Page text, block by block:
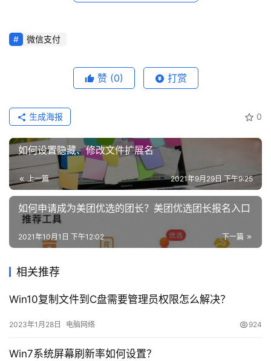
具
源
游
攻
略
知
识
问
答
线
具
登录
输入付款界面，点击“钱包”，然后打开钱包，点击“付
款”，
微信支付
赞 (0) 打赏
0
生成海报
如何设置隐藏、修改文件扩展名
上一篇 2021年9月29日 下午9:25
如何申请成为美团优选的团长？美团优选团长报名入口
下一篇
2021年10月1日 下午12:02
相关推荐
Win10复制文件到C盘需要管理员权限怎么解决？
2023年1月28日 电脑网络 924
Win7系统屏幕刷新率如何设置？